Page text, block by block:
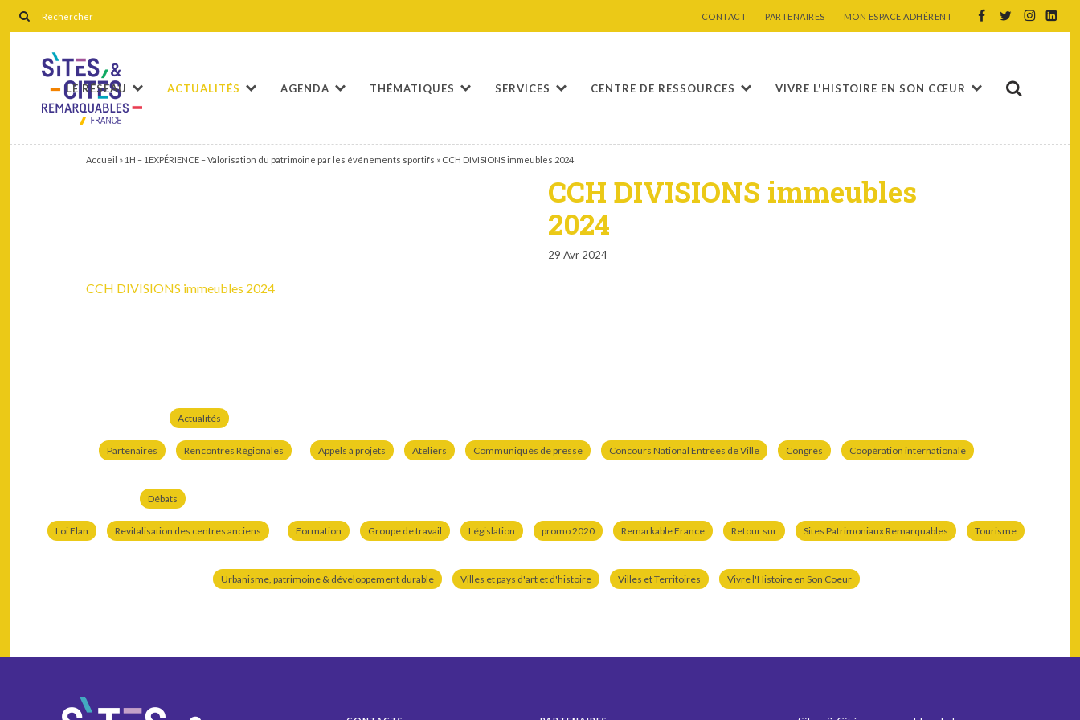
CONTACT PARTENAIRES MON ESPACE ADHÉRENT
LE RÉSEAU ACTUALITÉS AGENDA THÉMATIQUES SERVICES CENTRE DE RESSOURCES VIVRE L'HISTOIRE EN SON CŒUR
Accueil » 1H – 1EXPÉRIENCE – Valorisation du patrimoine par les événements sportifs » CCH DIVISIONS immeubles 2024
CCH DIVISIONS immeubles
2024
29 Avr 2024
CCH DIVISIONS immeubles 2024
Actualités
Partenaires Rencontres Régionales Appels à projets Ateliers Communiqués de presse Concours National Entrées de Ville Congrès Coopération internationale
Débats
Loi Elan Revitalisation des centres anciens Formation Groupe de travail Législation promo 2020 Remarkable France Retour sur Sites Patrimoniaux Remarquables Tourisme
Urbanisme, patrimoine & développement durable Villes et pays d'art et d'histoire Villes et Territoires Vivre l'Histoire en Son Coeur